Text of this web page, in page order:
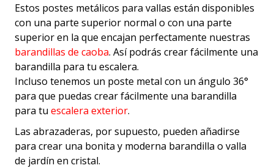
Estos postes metálicos para vallas están disponibles
con una parte superior normal o con una parte
superior en la que encajan perfectamente nuestras
barandillas de caoba. Así podrás crear fácilmente una
barandilla para tu escalera.
Incluso tenemos un poste metal con un ángulo 36°
para que puedas crear fácilmente una barandilla
para tu escalera exterior.
Las abrazaderas, por supuesto, pueden añadirse
para crear una bonita y moderna barandilla o valla
de jardín en cristal.